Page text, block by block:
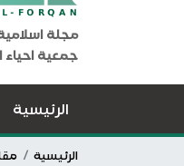
مجلة
جمعية احياء
الرئيسية
الرئيسية